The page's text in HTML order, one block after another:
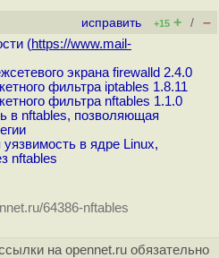
исправить +15 + / –
(https://www.mail-
экрана firewalld 2.4.0
фильтра iptables 1.8.11
фильтра nftables 1.1.0
в nftables, позволяющая
в ядре Linux,
nftables
64386-nftables
на opennet.ru обязательно